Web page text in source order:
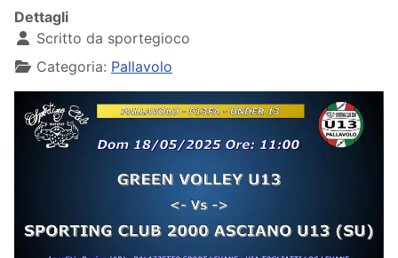
Dettagli
Scritto da sportegioco
Categoria: Pallavolo